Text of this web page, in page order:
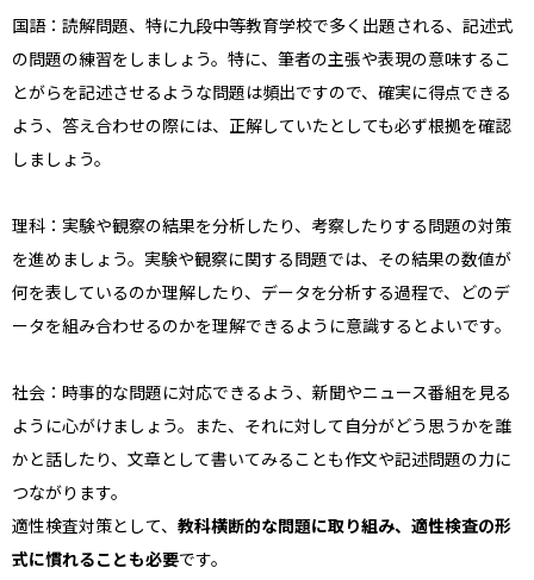
国語：読解問題、特に九段中等教育学校で多く出題される、記述式
の問題の練習をしましょう。特に、筆者の主張や表現の意味するこ
とがらを記述させるような問題は頻出ですので、確実に得点できる
よう、答え合わせの際には、正解していたとしても必ず根拠を確認
しましょう。
理科：実験や観察の結果を分析したり、考察したりする問題の対策
を進めましょう。実験や観察に関する問題では、その結果の数値が
何を表しているのか理解したり、データを分析する過程で、どのデ
ータを組み合わせるのかを理解できるように意識するとよいです。
社会：時事的な問題に対応できるよう、新聞やニュース番組を見る
ように心がけましょう。また、それに対して自分がどう思うかを誰
かと話したり、文章として書いてみることも作文や記述問題の力に
つながります。
適性検査対策として、 教科横断的な問題に取り組み、適性検査の形
式に慣れることも必要です。